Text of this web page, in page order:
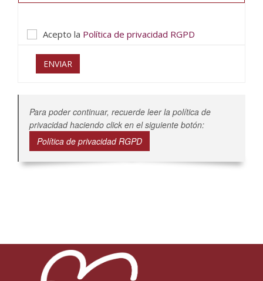
Acepto la Política de privacidad RGPD
ENVIAR
Para poder continuar, recuerde leer la política de
privacidad haciendo click en el siguiente botón:
Política de privacidad RGPD